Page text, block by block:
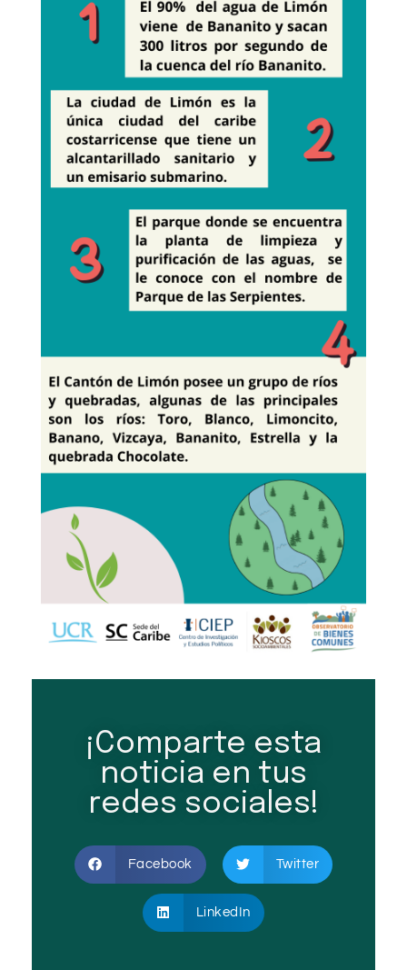
¡Comparte esta
noticia en tus
redes sociales!
Facebook Twitter
LinkedIn